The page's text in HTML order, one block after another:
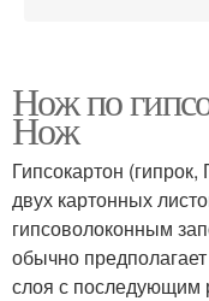
Нож по
Нож
Гипсокартон
двух картонных
гипсоволоконным
обычно
слоя с последующим